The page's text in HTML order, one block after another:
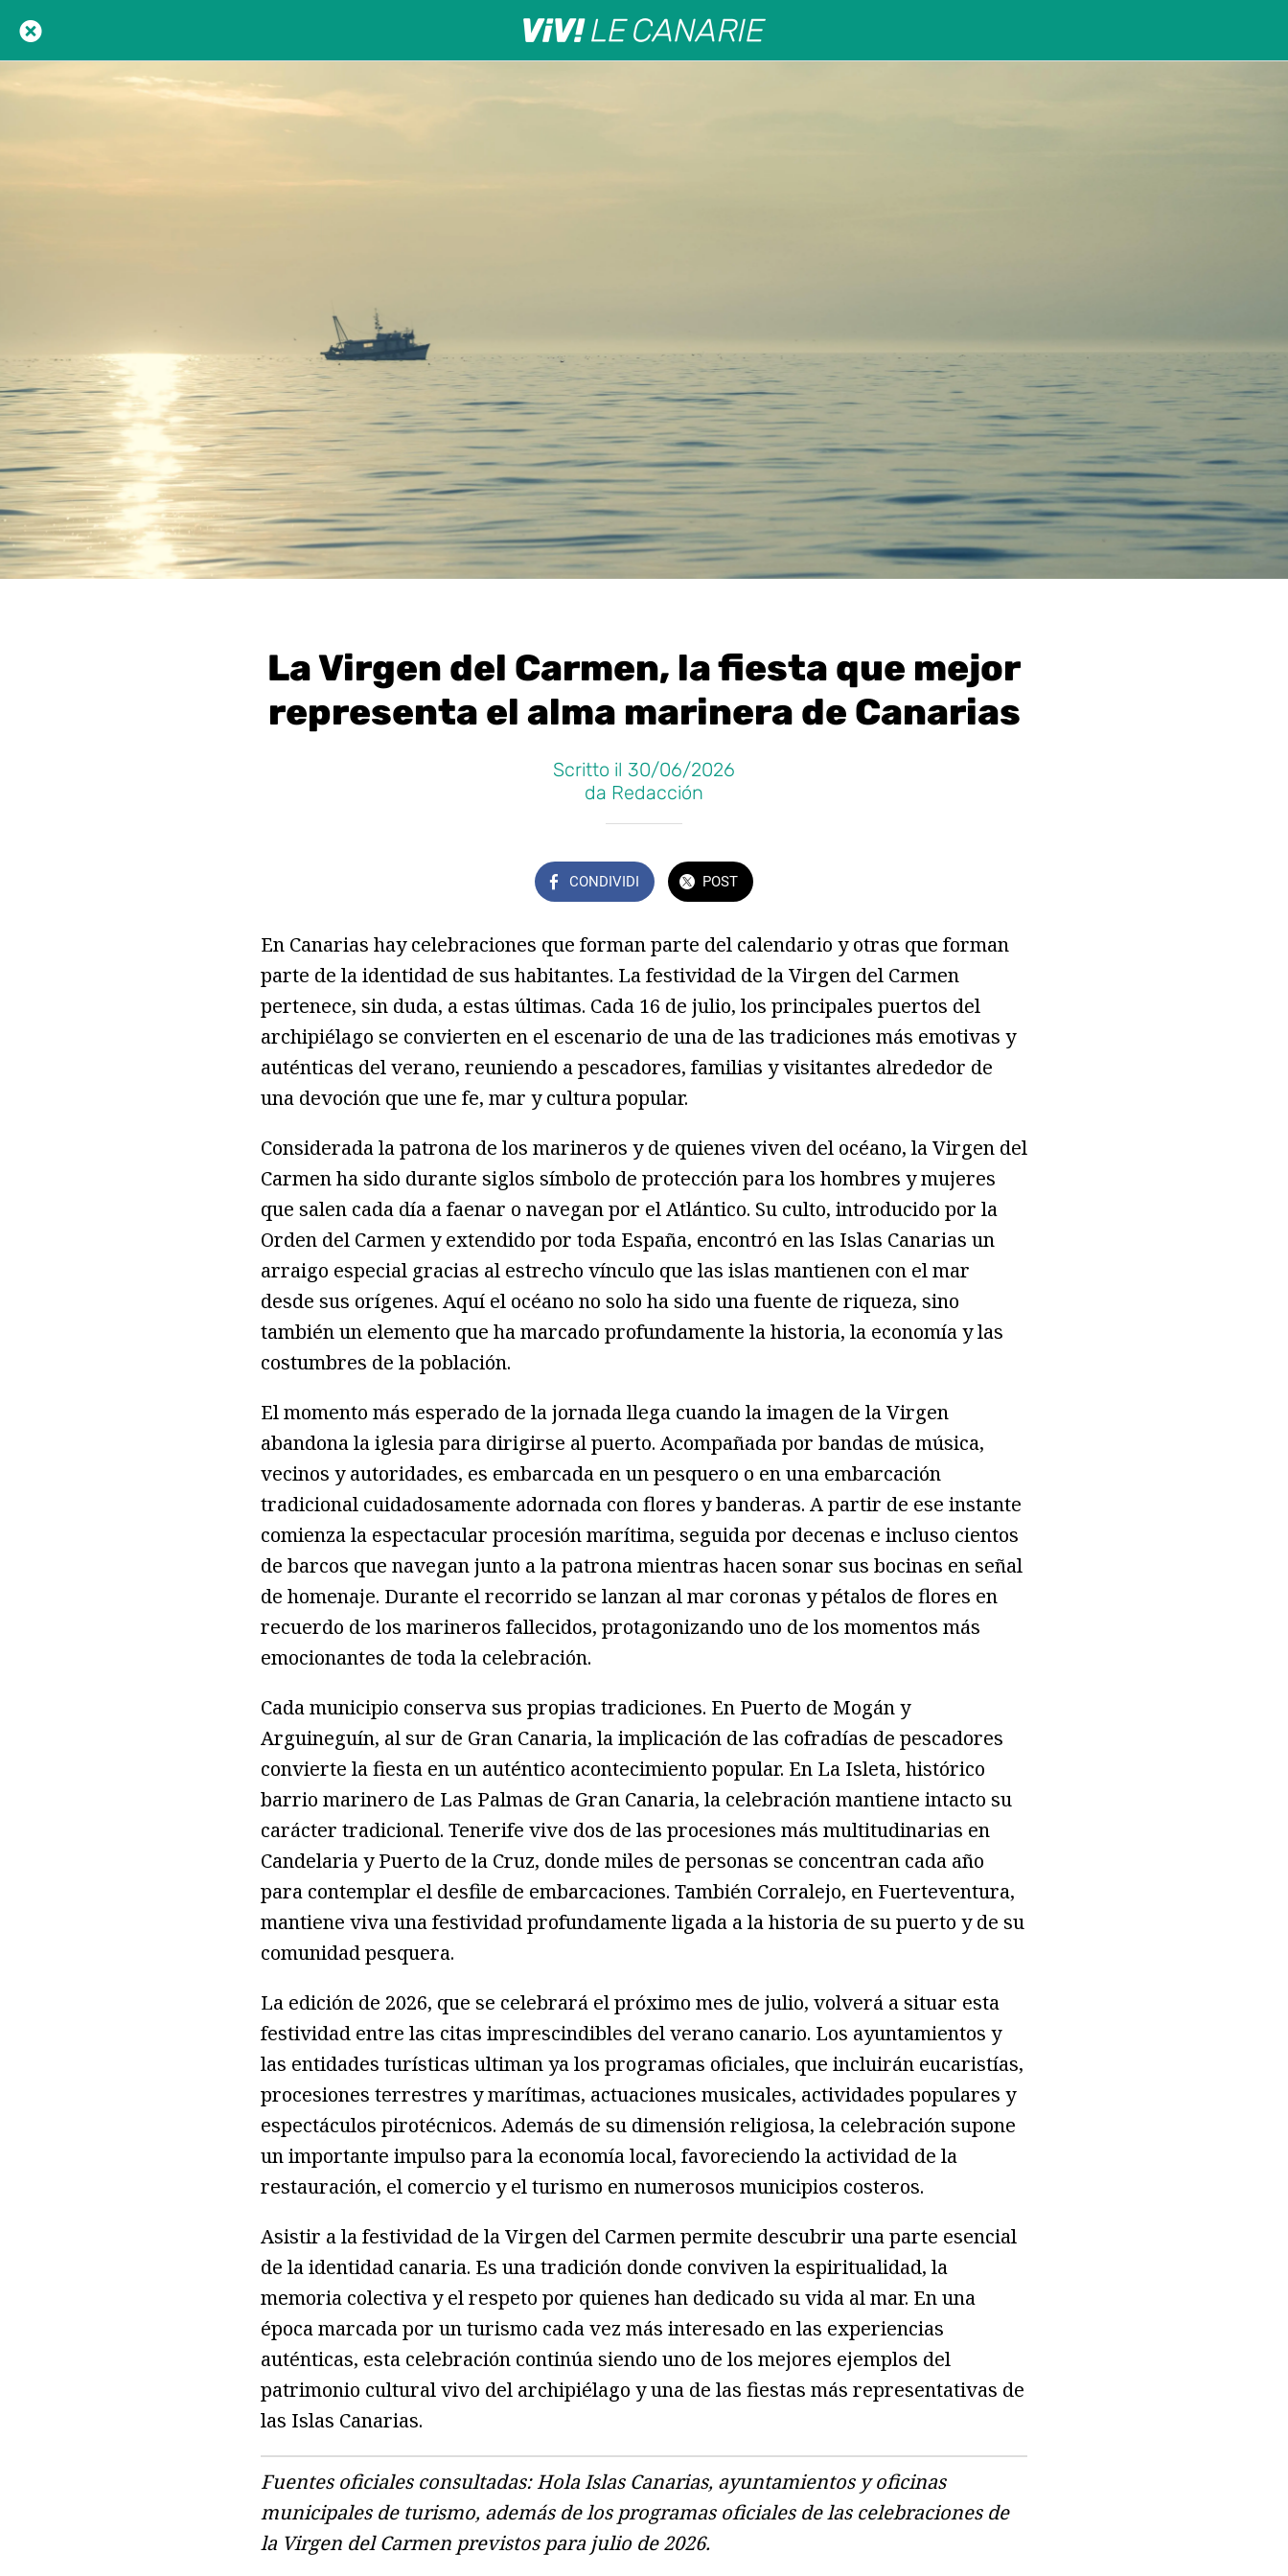
La Virgen del Carmen, la fiesta que mejor
representa el alma marinera de Canarias
Scritto il 30/06/2026
da Redacción
CONDIVIDI POST
En Canarias hay celebraciones que forman parte del calendario y otras que forman
parte de la identidad de sus habitantes. La festividad de la Virgen del Carmen
pertenece, sin duda, a estas últimas. Cada 16 de julio, los principales puertos del
archipiélago se convierten en el escenario de una de las tradiciones más emotivas y
auténticas del verano, reuniendo a pescadores, familias y visitantes alrededor de
una devoción que une fe, mar y cultura popular.
Considerada la patrona de los marineros y de quienes viven del océano, la Virgen del
Carmen ha sido durante siglos símbolo de protección para los hombres y mujeres
que salen cada día a faenar o navegan por el Atlántico. Su culto, introducido por la
Orden del Carmen y extendido por toda España, encontró en las Islas Canarias un
arraigo especial gracias al estrecho vínculo que las islas mantienen con el mar
desde sus orígenes. Aquí el océano no solo ha sido una fuente de riqueza, sino
también un elemento que ha marcado profundamente la historia, la economía y las
costumbres de la población.
El momento más esperado de la jornada llega cuando la imagen de la Virgen
abandona la iglesia para dirigirse al puerto. Acompañada por bandas de música,
vecinos y autoridades, es embarcada en un pesquero o en una embarcación
tradicional cuidadosamente adornada con flores y banderas. A partir de ese instante
comienza la espectacular procesión marítima, seguida por decenas e incluso cientos
de barcos que navegan junto a la patrona mientras hacen sonar sus bocinas en señal
de homenaje. Durante el recorrido se lanzan al mar coronas y pétalos de flores en
recuerdo de los marineros fallecidos, protagonizando uno de los momentos más
emocionantes de toda la celebración.
Cada municipio conserva sus propias tradiciones. En Puerto de Mogán y
Arguineguín, al sur de Gran Canaria, la implicación de las cofradías de pescadores
convierte la fiesta en un auténtico acontecimiento popular. En La Isleta, histórico
barrio marinero de Las Palmas de Gran Canaria, la celebración mantiene intacto su
carácter tradicional. Tenerife vive dos de las procesiones más multitudinarias en
Candelaria y Puerto de la Cruz, donde miles de personas se concentran cada año
para contemplar el desfile de embarcaciones. También Corralejo, en Fuerteventura,
mantiene viva una festividad profundamente ligada a la historia de su puerto y de su
comunidad pesquera.
La edición de 2026, que se celebrará el próximo mes de julio, volverá a situar esta
festividad entre las citas imprescindibles del verano canario. Los ayuntamientos y
las entidades turísticas ultiman ya los programas oficiales, que incluirán eucaristías,
procesiones terrestres y marítimas, actuaciones musicales, actividades populares y
espectáculos pirotécnicos. Además de su dimensión religiosa, la celebración supone
un importante impulso para la economía local, favoreciendo la actividad de la
restauración, el comercio y el turismo en numerosos municipios costeros.
Asistir a la festividad de la Virgen del Carmen permite descubrir una parte esencial
de la identidad canaria. Es una tradición donde conviven la espiritualidad, la
memoria colectiva y el respeto por quienes han dedicado su vida al mar. En una
época marcada por un turismo cada vez más interesado en las experiencias
auténticas, esta celebración continúa siendo uno de los mejores ejemplos del
patrimonio cultural vivo del archipiélago y una de las fiestas más representativas de
las Islas Canarias.
Fuentes oficiales consultadas: Hola Islas Canarias, ayuntamientos y oficinas
municipales de turismo, además de los programas oficiales de las celebraciones de
la Virgen del Carmen previstos para julio de 2026.